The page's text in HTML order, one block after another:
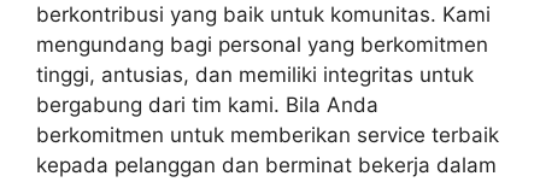
berkontribusi yang baik untuk komunitas. Kami
mengundang bagi personal yang berkomitmen
tinggi, antusias, dan memiliki integritas untuk
bergabung dari tim kami. Bila Anda
berkomitmen untuk memberikan service terbaik
kepada pelanggan dan berminat bekerja dalam